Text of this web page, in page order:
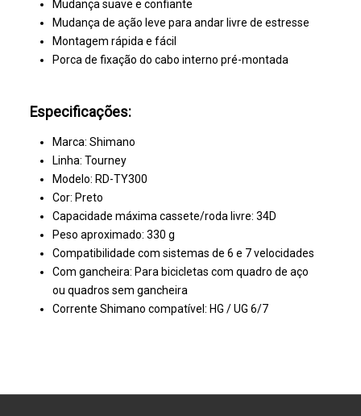
Mudança suave e confiante
Mudança de ação leve para andar livre de estresse
Montagem rápida e fácil
Porca de fixação do cabo interno pré-montada
Especificações:
Marca: Shimano
Linha: Tourney
Modelo: RD-TY300
Cor: Preto
Capacidade máxima cassete/roda livre: 34D
Peso aproximado: 330 g
Compatibilidade com sistemas de 6 e 7 velocidades
Com gancheira: Para bicicletas com quadro de aço
ou quadros sem gancheira
Corrente Shimano compatível: HG / UG 6/7